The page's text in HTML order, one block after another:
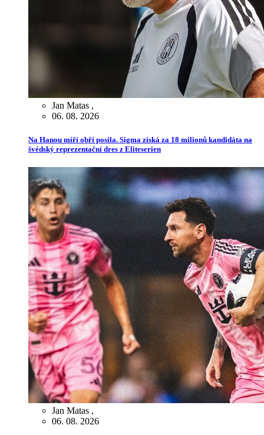
Jan Matas ,
06. 08. 2026
Na Hanou míří obří posila. Sigma získá za 18 milionů kandidáta na
švédský reprezentační dres z Eliteserien
Jan Matas ,
06. 08. 2026